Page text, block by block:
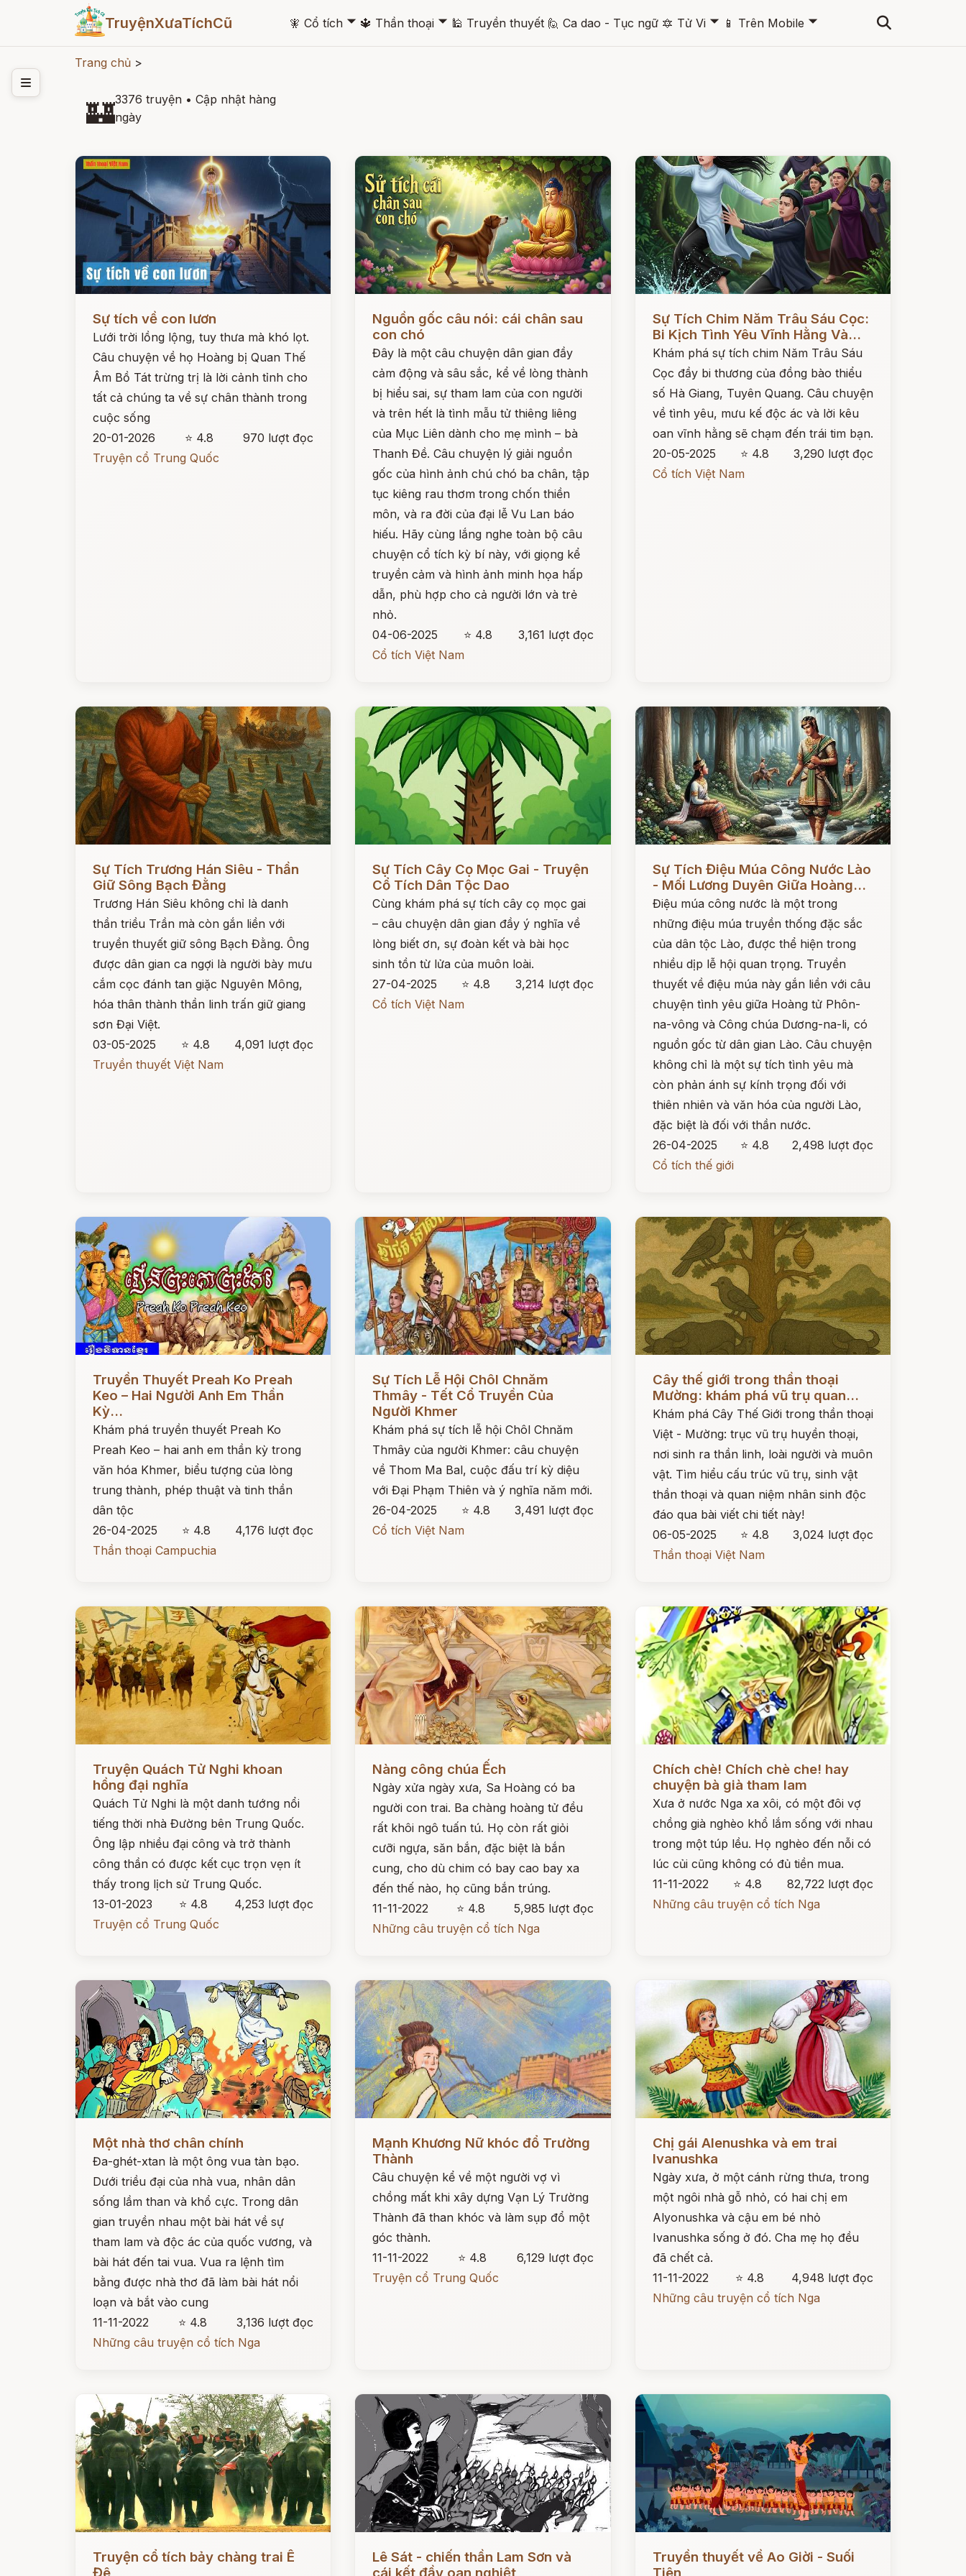
TruyệnXưaTíchCũ 🧚 Cổ tích 🞃 🔱 Thần thoại 🞃 🕌 Truyền thuyết 🙋 Ca dao - Tục ngữ 🔯 Tử Vi 🞃 📱 Trên Mobile 🞃
Trang chủ >
🏰3376 truyện • Cập nhật hàng
ngày
Sự tích về con lươn
Lưới trời lồng lộng, tuy thưa mà khó lọt.
Câu chuyện về họ Hoàng bị Quan Thế
Âm Bồ Tát trừng trị là lời cảnh tỉnh cho
tất cả chúng ta về sự chân thành trong
cuộc sống
20-01-2026
⭐ 4.8
970 lượt đọc
Truyện cổ Trung Quốc
Đọc ngay
Nguồn gốc câu nói: cái chân sau
con chó
Đây là một câu chuyện dân gian đầy
cảm động và sâu sắc, kể về lòng thành
bị hiểu sai, sự tham lam của con người
và trên hết là tình mẫu tử thiêng liêng
của Mục Liên dành cho mẹ mình – bà
Thanh Đề. Câu chuyện lý giải nguồn
gốc của hình ảnh chú chó ba chân, tập
tục kiêng rau thơm trong chốn thiền
môn, và ra đời của đại lễ Vu Lan báo
hiếu. Hãy cùng lắng nghe toàn bộ câu
chuyện cổ tích kỳ bí này, với giọng kể
truyền cảm và hình ảnh minh họa hấp
dẫn, phù hợp cho cả người lớn và trẻ
nhỏ.
04-06-2025
⭐ 4.8
3,161 lượt đọc
Cổ tích Việt Nam
Sự Tích Chim Năm Trâu Sáu Cọc:
Bi Kịch Tình Yêu Vĩnh Hằng Và...
Khám phá sự tích chim Năm Trâu Sáu
Cọc đầy bi thương của đồng bào thiểu
số Hà Giang, Tuyên Quang. Câu chuyện
về tình yêu, mưu kế độc ác và lời kêu
oan vĩnh hằng sẽ chạm đến trái tim bạn.
20-05-2025
⭐ 4.8
3,290 lượt đọc
Cổ tích Việt Nam
Sự Tích Trương Hán Siêu - Thần
Giữ Sông Bạch Đằng
Trương Hán Siêu không chỉ là danh
thần triều Trần mà còn gắn liền với
truyền thuyết giữ sông Bạch Đằng. Ông
được dân gian ca ngợi là người bày mưu
cắm cọc đánh tan giặc Nguyên Mông,
hóa thân thành thần linh trấn giữ giang
sơn Đại Việt.
03-05-2025
⭐ 4.8
4,091 lượt đọc
Truyền thuyết Việt Nam
Sự Tích Cây Cọ Mọc Gai - Truyện
Cổ Tích Dân Tộc Dao
Cùng khám phá sự tích cây cọ mọc gai
– câu chuyện dân gian đầy ý nghĩa về
lòng biết ơn, sự đoàn kết và bài học
sinh tồn từ lửa của muôn loài.
27-04-2025
⭐ 4.8
3,214 lượt đọc
Cổ tích Việt Nam
Sự Tích Điệu Múa Công Nước Lào
- Mối Lương Duyên Giữa Hoàng...
Điệu múa công nước là một trong
những điệu múa truyền thống đặc sắc
của dân tộc Lào, được thể hiện trong
nhiều dịp lễ hội quan trọng. Truyền
thuyết về điệu múa này gắn liền với câu
chuyện tình yêu giữa Hoàng tử Phôn-
na-vông và Công chúa Dương-na-li, có
nguồn gốc từ dân gian Lào. Câu chuyện
không chỉ là một sự tích tình yêu mà
còn phản ánh sự kính trọng đối với
thiên nhiên và văn hóa của người Lào,
đặc biệt là đối với thần nước.
26-04-2025
⭐ 4.8
2,498 lượt đọc
Cổ tích thế giới
Đọc ngay
Truyền Thuyết Preah Ko Preah
Keo – Hai Người Anh Em Thần
Kỳ...
Khám phá truyền thuyết Preah Ko
Preah Keo – hai anh em thần kỳ trong
văn hóa Khmer, biểu tượng của lòng
trung thành, phép thuật và tinh thần
dân tộc
26-04-2025
⭐ 4.8
4,176 lượt đọc
Thần thoại Campuchia
Sự Tích Lễ Hội Chôl Chnăm
Thmây - Tết Cổ Truyền Của
Người Khmer
Khám phá sự tích lễ hội Chôl Chnăm
Thmây của người Khmer: câu chuyện
về Thom Ma Bal, cuộc đấu trí kỳ diệu
với Đại Phạm Thiên và ý nghĩa năm mới.
26-04-2025
⭐ 4.8
3,491 lượt đọc
Cổ tích Việt Nam
Cây thế giới trong thần thoại
Mường: khám phá vũ trụ quan...
Khám phá Cây Thế Giới trong thần thoại
Việt - Mường: trục vũ trụ huyền thoại,
nơi sinh ra thần linh, loài người và muôn
vật. Tìm hiểu cấu trúc vũ trụ, sinh vật
thần thoại và quan niệm nhân sinh độc
đáo qua bài viết chi tiết này!
06-05-2025
⭐ 4.8
3,024 lượt đọc
Thần thoại Việt Nam
Truyện Quách Tử Nghi khoan
hồng đại nghĩa
Quách Tử Nghi là một danh tướng nổi
tiếng thời nhà Đường bên Trung Quốc.
Ông lập nhiều đại công và trở thành
công thần có được kết cục trọn vẹn ít
thấy trong lịch sử Trung Quốc.
13-01-2023
⭐ 4.8
4,253 lượt đọc
Truyện cổ Trung Quốc
Nàng công chúa Ếch
Ngày xửa ngày xưa, Sa Hoàng có ba
người con trai. Ba chàng hoàng tử đều
rất khôi ngô tuấn tú. Họ còn rất giỏi
cưỡi ngựa, săn bắn, đặc biệt là bắn
cung, cho dù chim có bay cao bay xa
đến thế nào, họ cũng bắn trúng.
11-11-2022
⭐ 4.8
5,985 lượt đọc
Những câu truyện cổ tích Nga
Chích chè! Chích chè che! hay
chuyện bà già tham lam
Xưa ở nước Nga xa xôi, có một đôi vợ
chồng già nghèo khổ lắm sống với nhau
trong một túp lều. Họ nghèo đến nỗi có
lúc củi cũng không có đủ tiền mua.
11-11-2022
⭐ 4.8
82,722 lượt đọc
Những câu truyện cổ tích Nga
Một nhà thơ chân chính
Đa-ghét-xtan là một ông vua tàn bạo.
Dưới triều đại của nhà vua, nhân dân
sống lầm than và khổ cực. Trong dân
gian truyền nhau một bài hát về sự
tham lam và độc ác của quốc vương, và
bài hát đến tai vua. Vua ra lệnh tìm
bằng được nhà thơ đã làm bài hát nổi
loạn và bắt vào cung
11-11-2022
⭐ 4.8
3,136 lượt đọc
Những câu truyện cổ tích Nga
Mạnh Khương Nữ khóc đổ Trường
Thành
Câu chuyện kể về một người vợ vì
chồng mất khi xây dựng Vạn Lý Trường
Thành đã than khóc và làm sụp đổ một
góc thành.
11-11-2022
⭐ 4.8
6,129 lượt đọc
Truyện cổ Trung Quốc
Chị gái Alenushka và em trai
Ivanushka
Ngày xưa, ở một cánh rừng thưa, trong
một ngôi nhà gỗ nhỏ, có hai chị em
Alyonushka và cậu em bé nhỏ
Ivanushka sống ở đó. Cha mẹ họ đều
đã chết cả.
11-11-2022
⭐ 4.8
4,948 lượt đọc
Những câu truyện cổ tích Nga
Truyện cổ tích bảy chàng trai Ê
Lê Sát - chiến thần Lam Sơn và
Đọc ngay
Truyền thuyết về Ao Giời - Suối